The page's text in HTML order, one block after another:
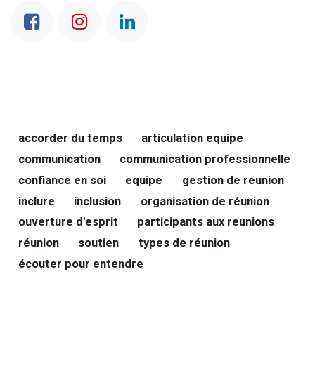
accorder du temps
articulation equipe
communication
communication professionnelle
confiance en soi
equipe
gestion de reunion
inclure
inclusion
organisation de réunion
ouverture d'esprit
participants aux reunions
réunion
soutien
types de réunion
écouter pour entendre